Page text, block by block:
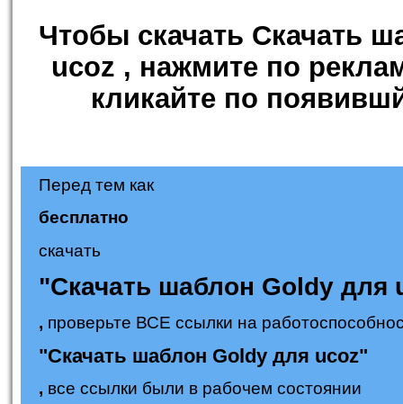
Чтобы скачать Скачать
ucoz , нажмите по
кликайте по
Перед тем как
бесплатно
скачать
"Скачать шаблон Goldy для
, проверьте ВСЕ ссылки на
"Скачать шаблон Goldy для ucoz"
, все ссылки были в рабочем состоянии